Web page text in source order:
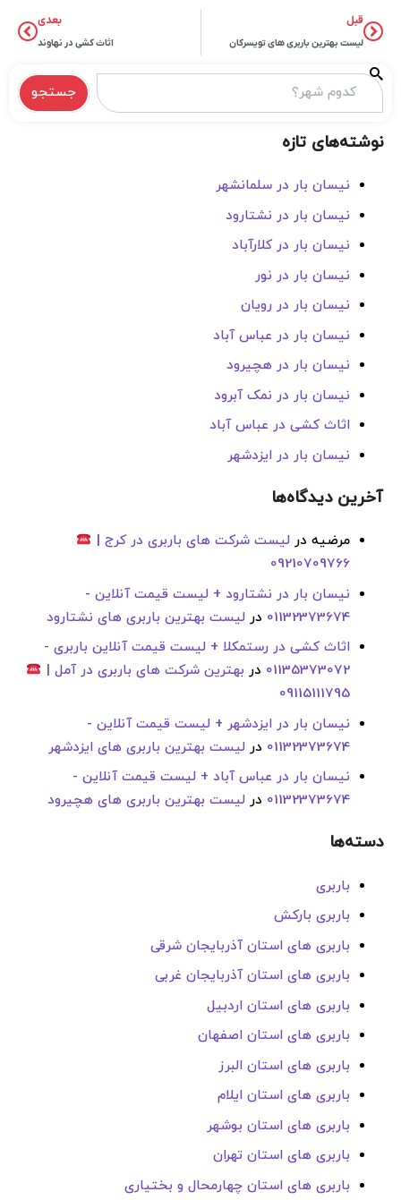
قبل
لیست بهترین باربری های تویسرکان
بعدی
اثاث کشی در نهاوند
جستجو
نوشته‌های تازه
نیسان بار در سلمانشهر
نیسان بار در نشتارود
نیسان بار در کلارآباد
نیسان بار در نور
نیسان بار در رویان
نیسان بار در عباس آباد
نیسان بار در هچیرود
نیسان بار در نمک آبرود
اثاث کشی در عباس آباد
نیسان بار در ایزدشهر
آخرین دیدگاه‌ها
مرضیه درلیست شرکت های باربری در کرج |
09210709766
نیسان بار در نشتارود + لیست قیمت آنلاین -
01132373674 درلیست بهترین باربری های نشتارود
اثاث کشی در رستمکلا + لیست قیمت آنلاین باربری -
01135373072 در بهترین شرکت های باربری در آمل |
09115111795
نیسان بار در ایزدشهر + لیست قیمت آنلاین -
01132373674 درلیست بهترین باربری های ایزدشهر
نیسان بار در عباس آباد + لیست قیمت آنلاین -
01132373674 درلیست بهترین باربری های هچیرود
دسته‌ها
باربری
باربری بارکش
باربری های استان آذربایجان شرقی
باربری های استان آذربایجان غربی
باربری های استان اردبیل
باربری های استان اصفهان
باربری های استان البرز
باربری های استان ایلام
باربری های استان بوشهر
باربری های استان تهران
باربری های استان چهارمحال و بختیاری